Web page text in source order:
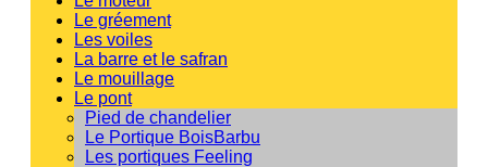
Le gréement
Les voiles
La barre et le safran
Le mouillage
Le pont
Pied de chandelier
Le Portique BoisBarbu
Les portiques Feeling